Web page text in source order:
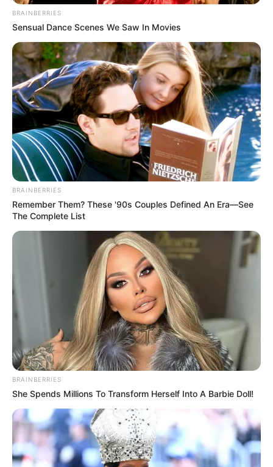
BRAINBERRIES
Sensual Dance Scenes We Saw In Movies
BRAINBERRIES
Remember Them? These '90s Couples Defined An Era—See
The Complete List
BRAINBERRIES
She Spends Millions To Transform Herself Into A Barbie Doll!